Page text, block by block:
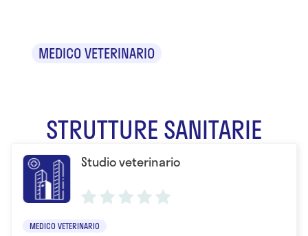
MEDICO VETERINARIO
STRUTTURE SANITARIE
Studio veterinario
MEDICO VETERINARIO